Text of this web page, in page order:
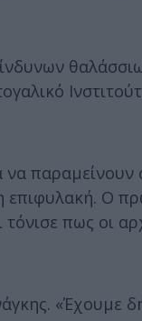
παραμείνουν
επιφυλακή. Ο
πως οι
«Έχουμε